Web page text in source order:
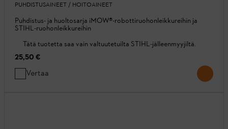
PUHDISTUSAINEET / HOITOAINEET
Puhdistus- ja huoltosarja iMOW®-robottiruohonleikkureihin ja
STIHL-ruohonleikkureihin
Tätä tuotetta saa vain valtuutetuilta STIHL-jälleenmyyjiltä.
25,50 €
Vertaa